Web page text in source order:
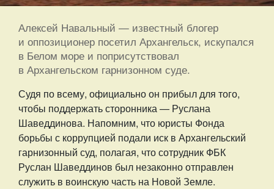
Алексей Навальный — известный блогер
и оппозиционер посетил Архангельск, искупался
в Белом море и поприсутствовал
в Архангельском гарнизонном суде.
Судя по всему, официально он прибыл для того,
чтобы поддержать сторонника — Руслана
Шаведдинова. Напомним, что юристы Фонда
борьбы с коррупцией подали иск в Архангельский
гарнизонный суд, полагая, что сотрудник ФБК
Руслан Шаведдинов был незаконно отправлен
служить в воинскую часть на Новой Земле.